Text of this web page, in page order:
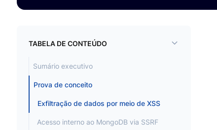
TABELA DE CONTEÚDO
Sumário executivo
Prova de conceito
Exfiltração de dados por meio de XSS
Acesso interno ao MongoDB via SSRF